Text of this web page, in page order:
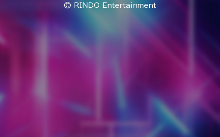
© RINDO Entertainment